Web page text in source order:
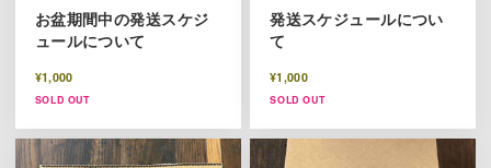
お盆期間中の発送スケジ
ュールについて
¥1,000
SOLD OUT
発送スケジュールについ
て
¥1,000
SOLD OUT